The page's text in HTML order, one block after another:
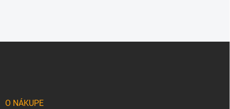
O NÁKUPE